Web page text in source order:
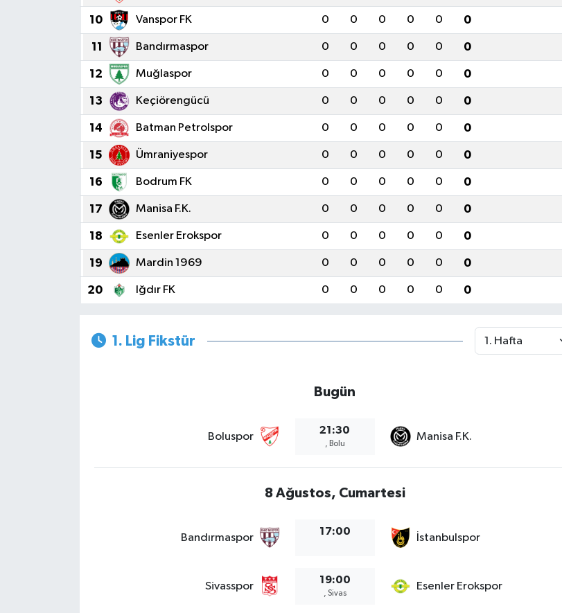
10 Vanspor FK 0 0 0 0 0 0
11 Bandırmaspor 0 0 0 0 0 0
12 Muğlaspor 0 0 0 0 0 0
13 Keçiörengücü 0 0 0 0 0 0
14 Batman Petrolspor 0 0 0 0 0 0
15 Ümraniyespor 0 0 0 0 0 0
16 Bodrum FK 0 0 0 0 0 0
17 Manisa F.K. 0 0 0 0 0 0
18 Esenler Erokspor 0 0 0 0 0 0
19 Mardin 1969 0 0 0 0 0 0
20 Iğdır FK 0 0 0 0 0 0
1. Lig Fikstür
Bugün
Boluspor
21:30
, Bolu
Manisa F.K.
8 Ağustos, Cumartesi
Bandırmaspor
17:00
İstanbulspor
Sivasspor
19:00
, Sivas
Esenler Erokspor